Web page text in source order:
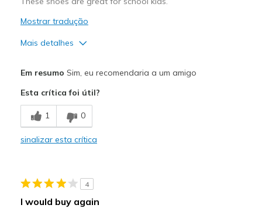
Mostrar tradução
Mais detalhes
Comfortable
Durable
Em resumo Sim, eu recomendaria a um amigo
Esta crítica foi útil?
1 0
sinalizar esta crítica
4
I would buy again